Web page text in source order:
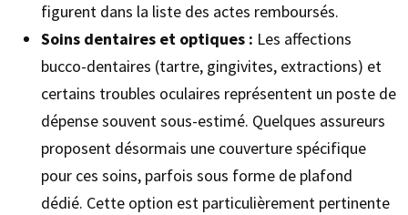
figurent dans la liste des actes remboursés.
Soins dentaires et optiques : Les affections
bucco-dentaires (tartre, gingivites, extractions) et
certains troubles oculaires représentent un poste de
dépense souvent sous-estimé. Quelques assureurs
proposent désormais une couverture spécifique
pour ces soins, parfois sous forme de plafond
dédié. Cette option est particulièrement pertinente